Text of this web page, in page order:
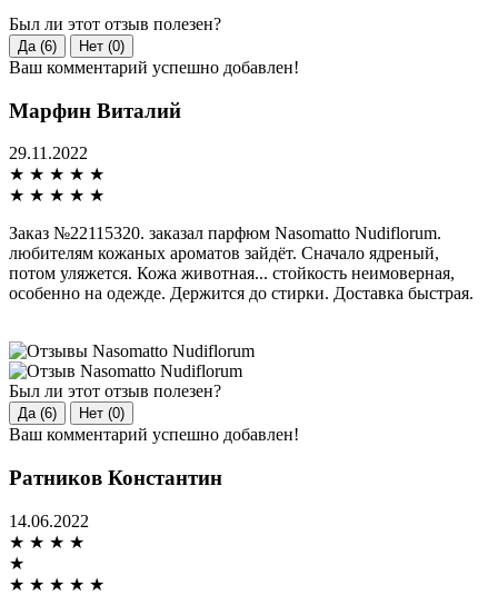
Был ли этот отзыв полезен?
Да (6) Нет (0)
Ваш комментарий успешно добавлен!
Марфин Виталий
29.11.2022
★ ★ ★ ★ ★
★ ★ ★ ★ ★
Заказ №22115320. заказал парфюм Nasomatto Nudiflorum.
любителям кожаных ароматов зайдёт. Сначало ядреный,
потом уляжется. Кожа животная... стойкость неимоверная,
особенно на одежде. Держится до стирки. Доставка быстрая.
Был ли этот отзыв полезен?
Да (6) Нет (0)
Ваш комментарий успешно добавлен!
Ратников Константин
14.06.2022
★ ★ ★ ★
★
★ ★ ★ ★ ★